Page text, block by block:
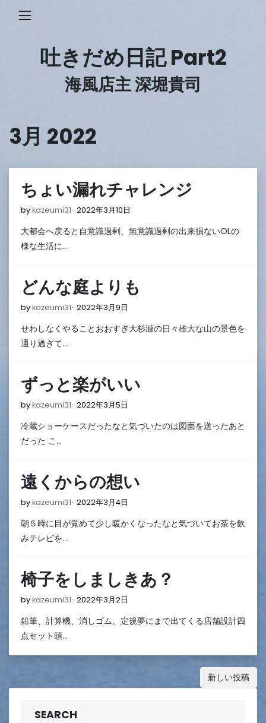
吐きだめ日記 Part2
海風店主 深堀貴司
3月 2022
ちょい漏れチャレンジ
bykazeumi31 2022年3月10日
3
大都会へ戻ると自意識過剰、無意識過剰の出来損ないOLの
様な生活に…
どんな庭よりも
bykazeumi31 2022年3月9日
3
せわしなくやることおおすぎ大杉漣の日々雄大な山の景色を
通り過ぎて…
ずっと楽がいい
bykazeumi31 2022年3月5日
3
冷蔵ショーケースだったなと気づいたのは図面を送ったあと
だった こ…
遠くからの想い
bykazeumi31 2022年3月4日
3
朝５時に目が覚めて少し暖かくなったなと気づいてお茶を飲
みテレビを…
椅子をしましきあ？
bykazeumi31 2022年3月2日
3
日
鉛筆、計算機、消しゴム、定規夢にまで出てくる店舗設計四
点セット頭…
稿
新しい投稿
SEARCH